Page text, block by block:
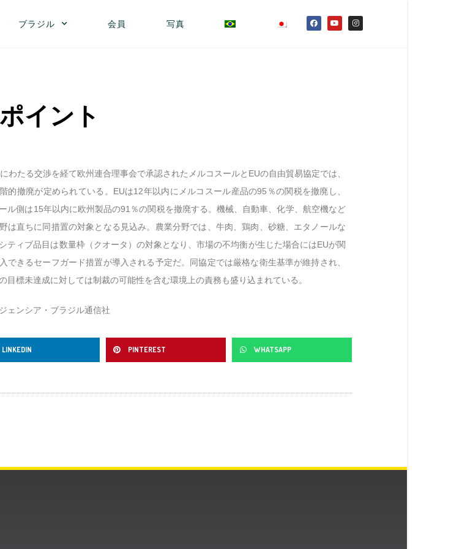
ブラジル 会員 写真
イント
わたる交渉を経て欧州連合理事会で承認されたメルコスールとEUの自由貿易協定では、
的撤廃が定められている。EUは12年以内にメルコスール産品の95％の関税を撤廃し、
ル側は15年以内に欧州製品の91％の関税を撤廃する。機械、自動車、化学、航空機など
は直ちに同措置の対象となる見込み。農業分野では、牛肉、鶏肉、砂糖、エタノールな
ティブ品目は数量枠（クオータ）の対象となり、市場の不均衡が生じた場合にはEUが関
できるセーフガード措置が導入される予定だ。同協定では厳格な衛生基準が維持され、
目標未達成に対しては制裁の可能性を含む環境上の責務も盛り込まれている。
ェンシア・ブラジル通信社
LINKEDIN PINTEREST WHATSAPP